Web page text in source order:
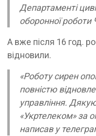
Департаменті
оборонної роботи
А вже після 16 год.
відновили.
«Роботу сирен
повністю
управління.
«Укртелеком» за
написав у